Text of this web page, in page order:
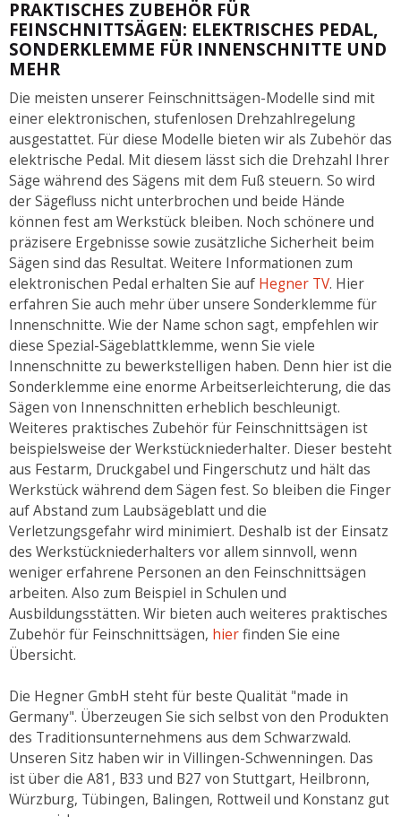
PRAKTISCHES ZUBEHÖR FÜR
FEINSCHNITTSÄGEN: ELEKTRISCHES PEDAL,
SONDERKLEMME FÜR INNENSCHNITTE UND
MEHR
Die meisten unserer Feinschnittsägen-Modelle sind mit
einer elektronischen, stufenlosen Drehzahlregelung
ausgestattet. Für diese Modelle bieten wir als Zubehör das
elektrische Pedal. Mit diesem lässt sich die Drehzahl Ihrer
Säge während des Sägens mit dem Fuß steuern. So wird
der Sägefluss nicht unterbrochen und beide Hände
können fest am Werkstück bleiben. Noch schönere und
präzisere Ergebnisse sowie zusätzliche Sicherheit beim
Sägen sind das Resultat. Weitere Informationen zum
elektronischen Pedal erhalten Sie auf Hegner TV. Hier
erfahren Sie auch mehr über unsere Sonderklemme für
Innenschnitte. Wie der Name schon sagt, empfehlen wir
diese Spezial-Sägeblattklemme, wenn Sie viele
Innenschnitte zu bewerkstelligen haben. Denn hier ist die
Sonderklemme eine enorme Arbeitserleichterung, die das
Sägen von Innenschnitten erheblich beschleunigt.
Weiteres praktisches Zubehör für Feinschnittsägen ist
beispielsweise der Werkstückniederhalter. Dieser besteht
aus Festarm, Druckgabel und Fingerschutz und hält das
Werkstück während dem Sägen fest. So bleiben die Finger
auf Abstand zum Laubsägeblatt und die
Verletzungsgefahr wird minimiert. Deshalb ist der Einsatz
des Werkstückniederhalters vor allem sinnvoll, wenn
weniger erfahrene Personen an den Feinschnittsägen
arbeiten. Also zum Beispiel in Schulen und
Ausbildungsstätten. Wir bieten auch weiteres praktisches
Zubehör für Feinschnittsägen, hierfinden Sie eine
Übersicht.
Die Hegner GmbH steht für beste Qualität "made in
Germany". Überzeugen Sie sich selbst von den Produkten
des Traditionsunternehmens aus dem Schwarzwald.
Unseren Sitz haben wir in Villingen-Schwenningen. Das
ist über die A81, B33 und B27 von Stuttgart, Heilbronn,
Würzburg, Tübingen, Balingen, Rottweil und Konstanz gut